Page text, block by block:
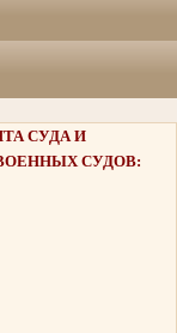
СУДА И
СУДОВ: